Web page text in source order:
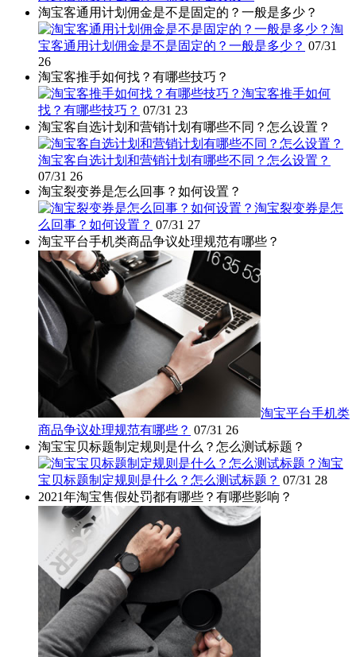
淘宝客通用计划佣金是不是固定的？一般是多少？
淘
宝客通用计划佣金是不是固定的？一般是多少？ 07/31
26
淘宝客推手如何找？有哪些技巧？
淘宝客推手如何
找？有哪些技巧？ 07/31 23
淘宝客自选计划和营销计划有哪些不同？怎么设置？
淘宝客自选计划和营销计划有哪些不同？怎么设置？
07/31 26
淘宝裂变券是怎么回事？如何设置？
淘宝裂变券是怎
么回事？如何设置？ 07/31 27
淘宝平台手机类商品争议处理规范有哪些？
淘宝平台手机类
商品争议处理规范有哪些？ 07/31 26
淘宝宝贝标题制定规则是什么？怎么测试标题？
淘宝
宝贝标题制定规则是什么？怎么测试标题？ 07/31 28
2021年淘宝售假处罚都有哪些？有哪些影响？